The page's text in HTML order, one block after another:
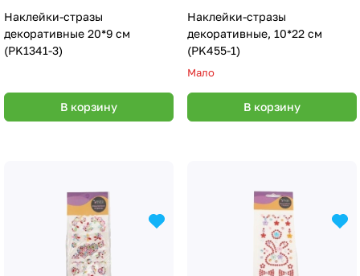
Наклейки-стразы
декоративные 20*9 см
(PK1341-3)
В корзину
Наклейки-стразы
декоративные, 10*22 cм
(PK455-1)
Мало
В корзину